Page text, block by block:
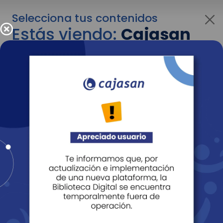
Selecciona tus contenidos
Estás viendo:Cajasan
para personas
Para cambiar al contenido de tu interés más
adelante recuerda utilizar el menú
Entendido